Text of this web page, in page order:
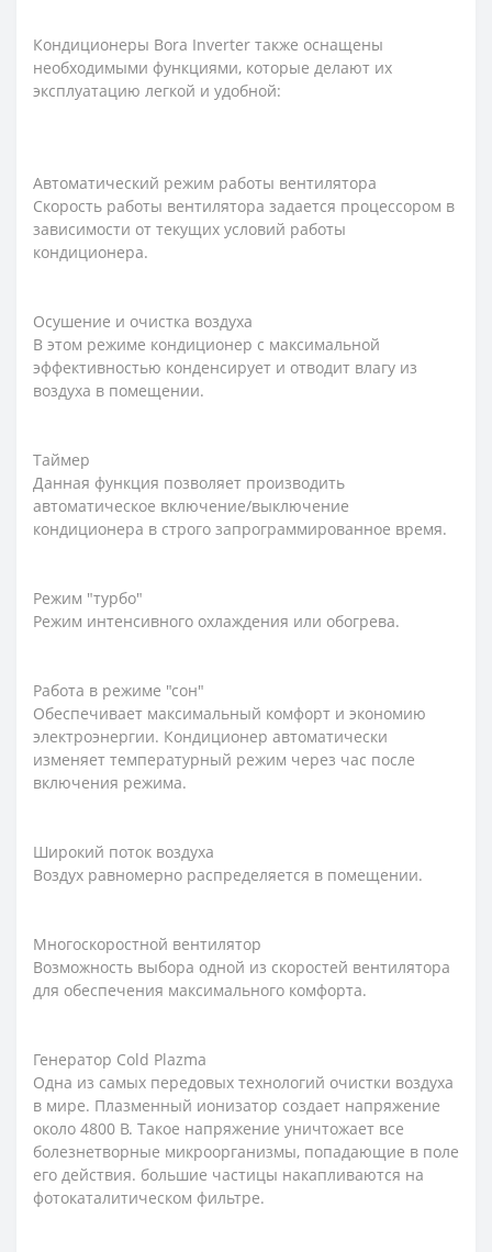
Кондиционеры Bora Inverter также оснащены
необходимыми функциями, которые делают их
эксплуатацию легкой и удобной:
Автоматический режим работы вентилятора
Скорость работы вентилятора задается процессором в
зависимости от текущих условий работы
кондиционера.
Осушение и очистка воздуха
В этом режиме кондиционер с максимальной
эффективностью конденсирует и отводит влагу из
воздуха в помещении.
Таймер
Данная функция позволяет производить
автоматическое включение/выключение
кондиционера в строго запрограммированное время.
Режим "турбо"
Режим интенсивного охлаждения или обогрева.
Работа в режиме "сон"
Обеспечивает максимальный комфорт и экономию
электроэнергии. Кондиционер автоматически
изменяет температурный режим через час после
включения режима.
Широкий поток воздуха
Воздух равномерно распределяется в помещении.
Многоскоростной вентилятор
Возможность выбора одной из скоростей вентилятора
для обеспечения максимального комфорта.
Генератор Cold Plazma
Одна из самых передовых технологий очистки воздуха
в мире. Плазменный ионизатор создает напряжение
около 4800 В. Такое напряжение уничтожает все
болезнетворные микроорганизмы, попадающие в поле
его действия. большие частицы накапливаются на
фотокаталитическом фильтре.